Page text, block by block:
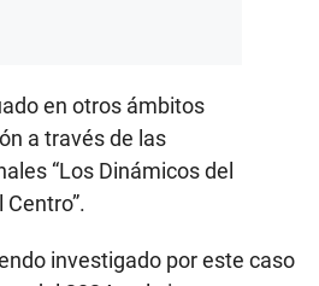
en otros ámbitos
a través de las
“Los Dinámicos del
Centro”.
investigado por este caso